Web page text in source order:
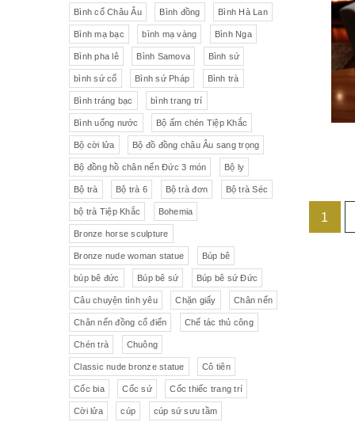
1
Đồ trang trí khác Đèn
Đồ sứ khác Tranh sơn dầu
Đồ sứ nhỏ Đôn bình
Âu sứ có nắp Gạt tàn
Ly pha lê Liễn cổ
Đồ sứ hồng Đồ sứ
Liễn sứ Đồng hồ quả lê
Đồng hồ Đèn chùm
Đèn chùm pha lê Tiệp
Đồng hồ để bàn Đồ nội thất
Pha lê màu đắp hoa nổi
Pha lê Đĩa trang trí
Liên Xô
Cộng hòa Séc- chợ đồ cổ Praha
pha lê Tiệp Đồ sứ Tiệp
Sứ Đức Italia, Germany
VebR- Đức Royal Schwabap
H&C - Séc Bohemia
Đức
Bavaria Nutrilon
Fonderie Bords de Seine
Chế tác thủ công Hennessy
Johnie Walker Pháp
Bình cổ Châu Âu Bình đồng Bình Hà Lan
Bình mạ bạc bình mạ vàng Bình Nga
Bình pha lê Bình Samova Bình sứ
bình sứ cổ Bình sứ Pháp Bình trà
Bình tráng bạc bình trang trí
Bình uống nước Bộ ấm chén Tiệp Khắc
Bộ cời lửa Bộ đồ đồng châu Âu sang trọng
Bộ đồng hồ chân nến Đức 3 món Bộ ly
Bộ trà Bộ trà 6 Bộ trà đơn Bộ trà Séc
bộ trà Tiệp Khắc Bohemia
Bronze horse sculpture
Bronze nude woman statue Búp bê
búp bê đức Búp bê sứ Búp bê sứ Đức
Câu chuyện tình yêu Chặn giấy Chân nến
Chân nến đồng cổ điển Chế tác thủ công
Chén trà Chuông
Classic nude bronze statue Cô tiên
Cốc bia Cốc sứ Cốc thiếc trang trí
Cời lửa cúp cúp sứ sưu tầm